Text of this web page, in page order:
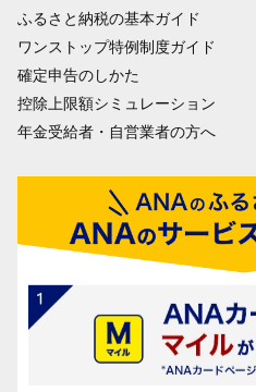
ふるさと納税の基本ガイド
ワンストップ特例制度ガイド
確定申告のしかた
控除上限額シミュレーション
年金受給者・自営業者の方へ